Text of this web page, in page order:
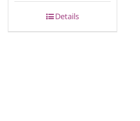
Details